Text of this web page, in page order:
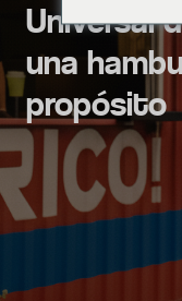
Universal
una
propósito